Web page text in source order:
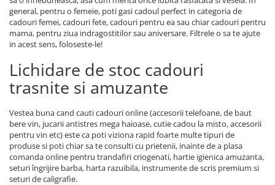
general, pentru o femeie, poti gasi cadoul perfect in categoria de
cadouri femei, cadouri fete, cadouri pentru ea sau chiar cadouri pentru
mama, pentru ziua indragostitilor sau aniversare. Filtrele o sa te ajute
in acest sens, foloseste-le!
Lichidare de stoc cadouri
trasnite si amuzante
Vestea buna cand cauti cadouri online (accesorii telefoane, de baut
bere vin, jucarii antistres mega haioase, cutie cadou la misto, accesorii
pentru vin etc) este ca poti viziona rapid foarte multe tipuri de
produse si poti chiar sa te consulti cu prietenii, inainte de a plasa
comanda online pentru trandafiri criogenati, hartie igienica amuzanta,
seturi îngrijire barba, harta razuibila, instrumente de scris premium si
seturi de caligrafie.